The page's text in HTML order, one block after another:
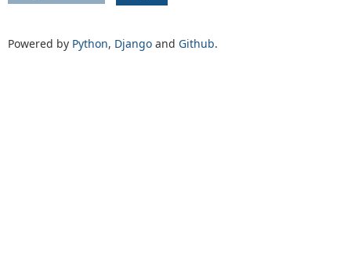
Powered by Python, Django and Github.